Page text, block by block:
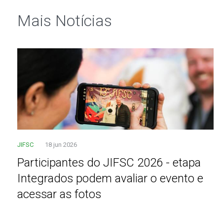
Mais Notí­cias
JIFSC 18 jun 2026
Participantes do JIFSC 2026 - etapa
Integrados podem avaliar o evento e
acessar as fotos